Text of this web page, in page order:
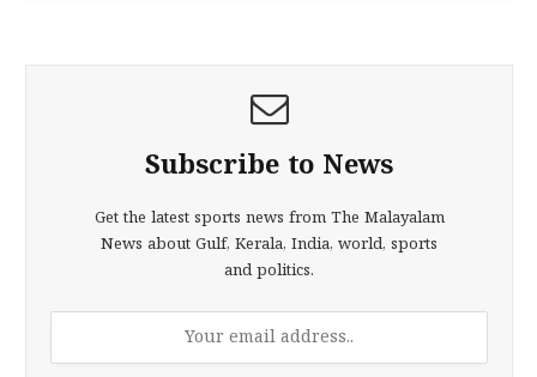
Subscribe to News
Get the latest sports news from The Malayalam
News about Gulf, Kerala, India, world, sports
and politics.